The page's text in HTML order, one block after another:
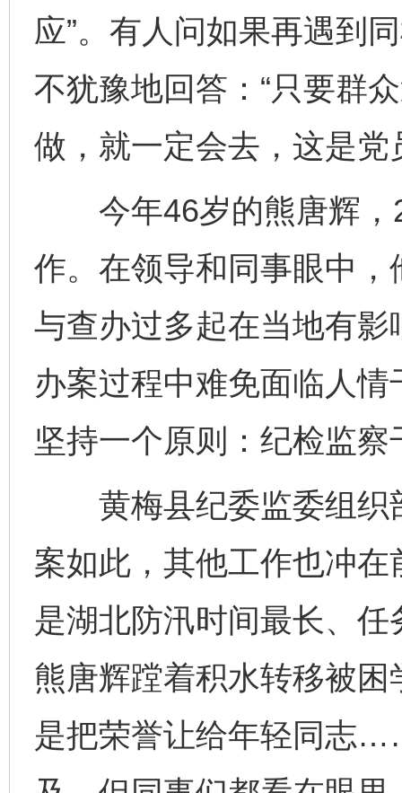
应”。有人问如果再遇到
不犹豫地回答：“只要群
做，就一定会去，这是党
今年46岁的熊唐辉，
作。在领导和同事眼中
与查办过多起在当地有
办案过程中难免面临人
坚持一个原则：纪检监
黄梅县纪委监委组织
案如此，其他工作也冲在
是湖北防汛时间最长、
熊唐辉蹚着积水转移被
是把荣誉让给年轻同志